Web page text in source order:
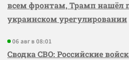
всем фронтам, Трамп нашёл
украинском урегулировании
06 авг в 08:01
Сводка СВО: Российские